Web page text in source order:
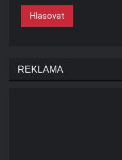
Hlasovat
REKLAMA